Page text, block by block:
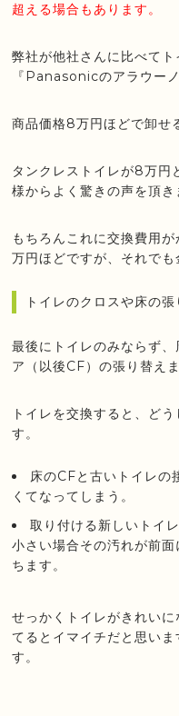
超える場合もあります。
弊社が他社さんに比べてト
『Panasonicのアラウー
商品価格8万円ほどで卸せ
タンクレストイレが8万円
様からよく驚きの声を頂き
もちろんこれに交換費用
万円ほどですが、それで
トイレのクロスや床の張
最後にトイレのみならず
ア（以後CF）の張り替え
トイレを交換すると、ど
す。
床のCFと古いトイレの
くてなってしまう。
取り付ける新しいトイ
小さい場合その汚れが前
ちます。
せっかくトイレがきれい
てるとイマイチだと思い
す。